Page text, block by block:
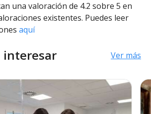
una valoración de 4.2 sobre 5 en
existentes. Puedes leer
aquí
interesar Ver más